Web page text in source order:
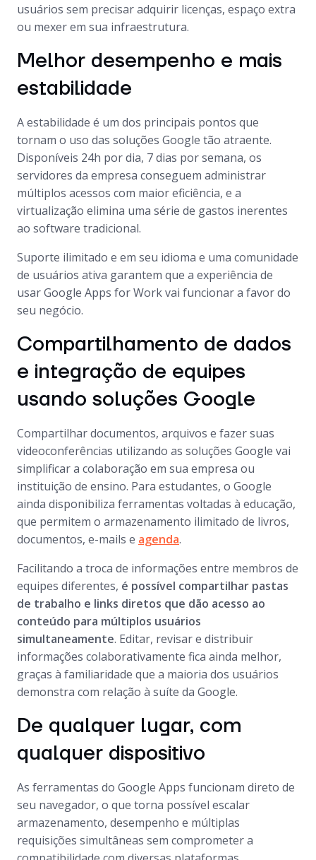
usuários sem precisar adquirir licenças, espaço extra
ou mexer em sua infraestrutura.
Melhor desempenho e mais
estabilidade
A estabilidade é um dos principais pontos que
tornam o uso das soluções Google tão atraente.
Disponíveis 24h por dia, 7 dias por semana, os
servidores da empresa conseguem administrar
múltiplos acessos com maior eficiência, e a
virtualização elimina uma série de gastos inerentes
ao software tradicional.
Suporte ilimitado e em seu idioma e uma comunidade
de usuários ativa garantem que a experiência de
usar Google Apps for Work vai funcionar a favor do
seu negócio.
Compartilhamento de dados
e integração de equipes
usando soluções Google
Compartilhar documentos, arquivos e fazer suas
videoconferências utilizando as soluções Google vai
simplificar a colaboração em sua empresa ou
instituição de ensino. Para estudantes, o Google
ainda disponibiliza ferramentas voltadas à educação,
que permitem o armazenamento ilimitado de livros,
documentos, e-mails e agenda.
Facilitando a troca de informações entre membros de
equipes diferentes, é possível compartilhar pastas
de trabalho e links diretos que dão acesso ao
conteúdo para múltiplos usuários
simultaneamente. Editar, revisar e distribuir
informações colaborativamente fica ainda melhor,
graças à familiaridade que a maioria dos usuários
demonstra com relação à suíte da Google.
De qualquer lugar, com
qualquer dispositivo
As ferramentas do Google Apps funcionam direto de
seu navegador, o que torna possível escalar
armazenamento, desempenho e múltiplas
requisições simultâneas sem comprometer a